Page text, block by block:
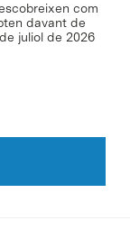
com
davant de
juliol de 2026